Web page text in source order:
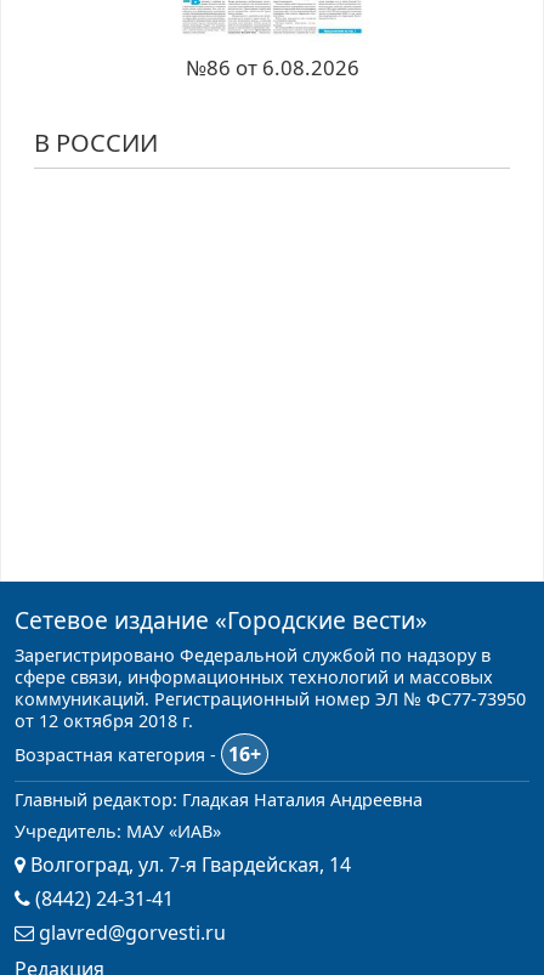
№86 от 6.08.2026
В РОССИИ
Сетевое издание «Городские вести»
Зарегистрировано Федеральной службой по надзору в
сфере связи, информационных технологий и массовых
коммуникаций. Регистрационный номер ЭЛ № ФС77-73950
от 12 октября 2018 г.
Возрастная категория -
16+
Главный редактор: Гладкая Наталия Андреевна
Учредитель: МАУ «ИАВ»
Волгоград, ул. 7-я Гвардейская, 14
(8442) 24-31-41
glavred@gorvesti.ru
Редакция